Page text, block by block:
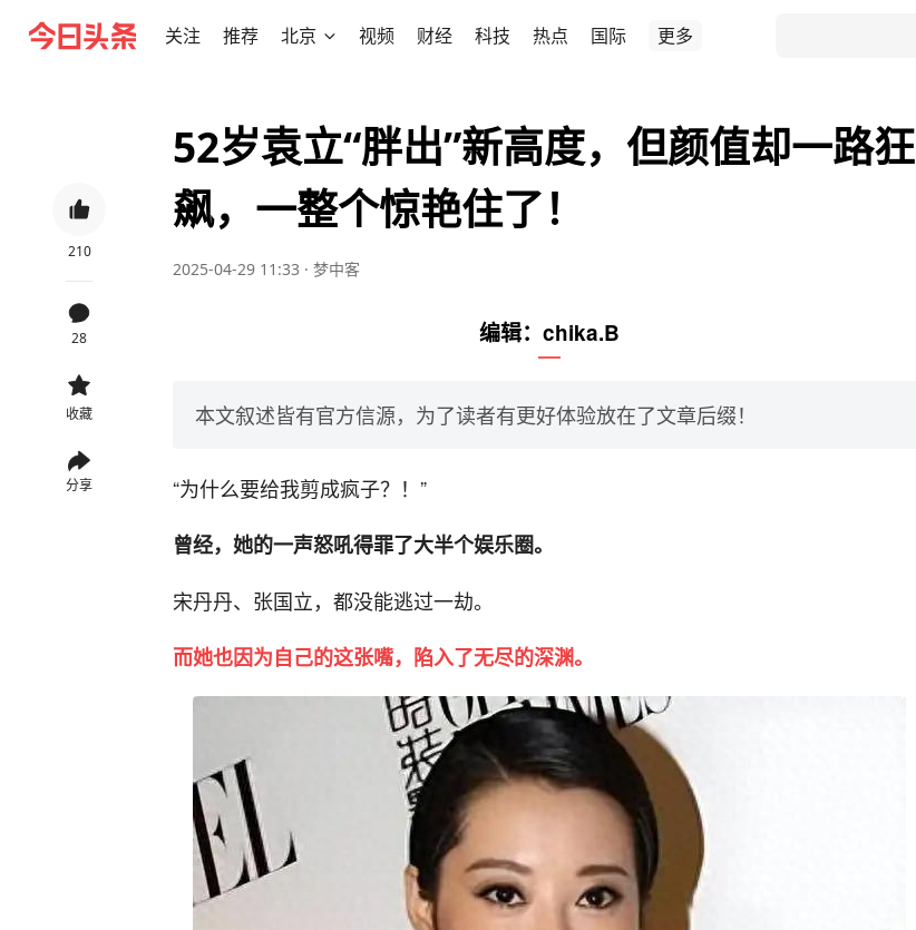
关注 推荐 北京 视频 财经 科技 热点 国际 更多
210
28
收藏
分享
52岁袁立“胖出”新高度，但颜值却一路狂
飙，一整个惊艳住了！
2025-04-29 11:33 · 梦中客
编辑：chika.B
本文叙述皆有官方信源，为了读者有更好体验放在了文章后缀！
“为什么要给我剪成疯子？！”
曾经，她的一声怒吼得罪了大半个娱乐圈。
宋丹丹、张国立，都没能逃过一劫。
而她也因为自己的这张嘴，陷入了无尽的深渊。